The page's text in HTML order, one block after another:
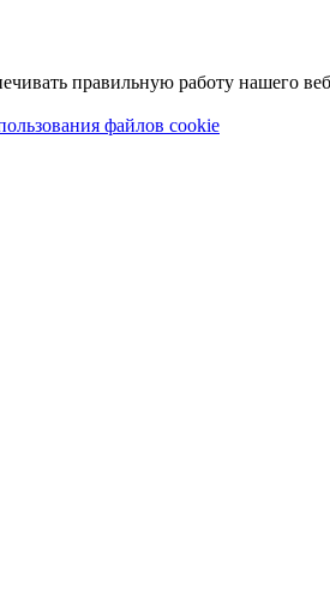
правильную работу нашего
файлов cookie